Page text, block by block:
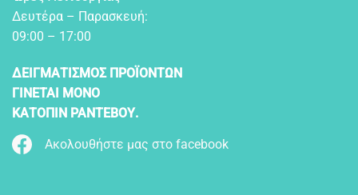
Δευτέρα – Παρασκευή:
09:00 – 17:00
ΔΕΙΓΜΑΤΙΣΜΟΣ ΠΡΟΪΟΝΤΩΝ
ΓΙΝΕΤΑΙ ΜΟΝΟ
ΚΑΤΟΠΙΝ ΡΑΝΤΕΒΟΥ.
Ακολουθήστε μας στο facebook